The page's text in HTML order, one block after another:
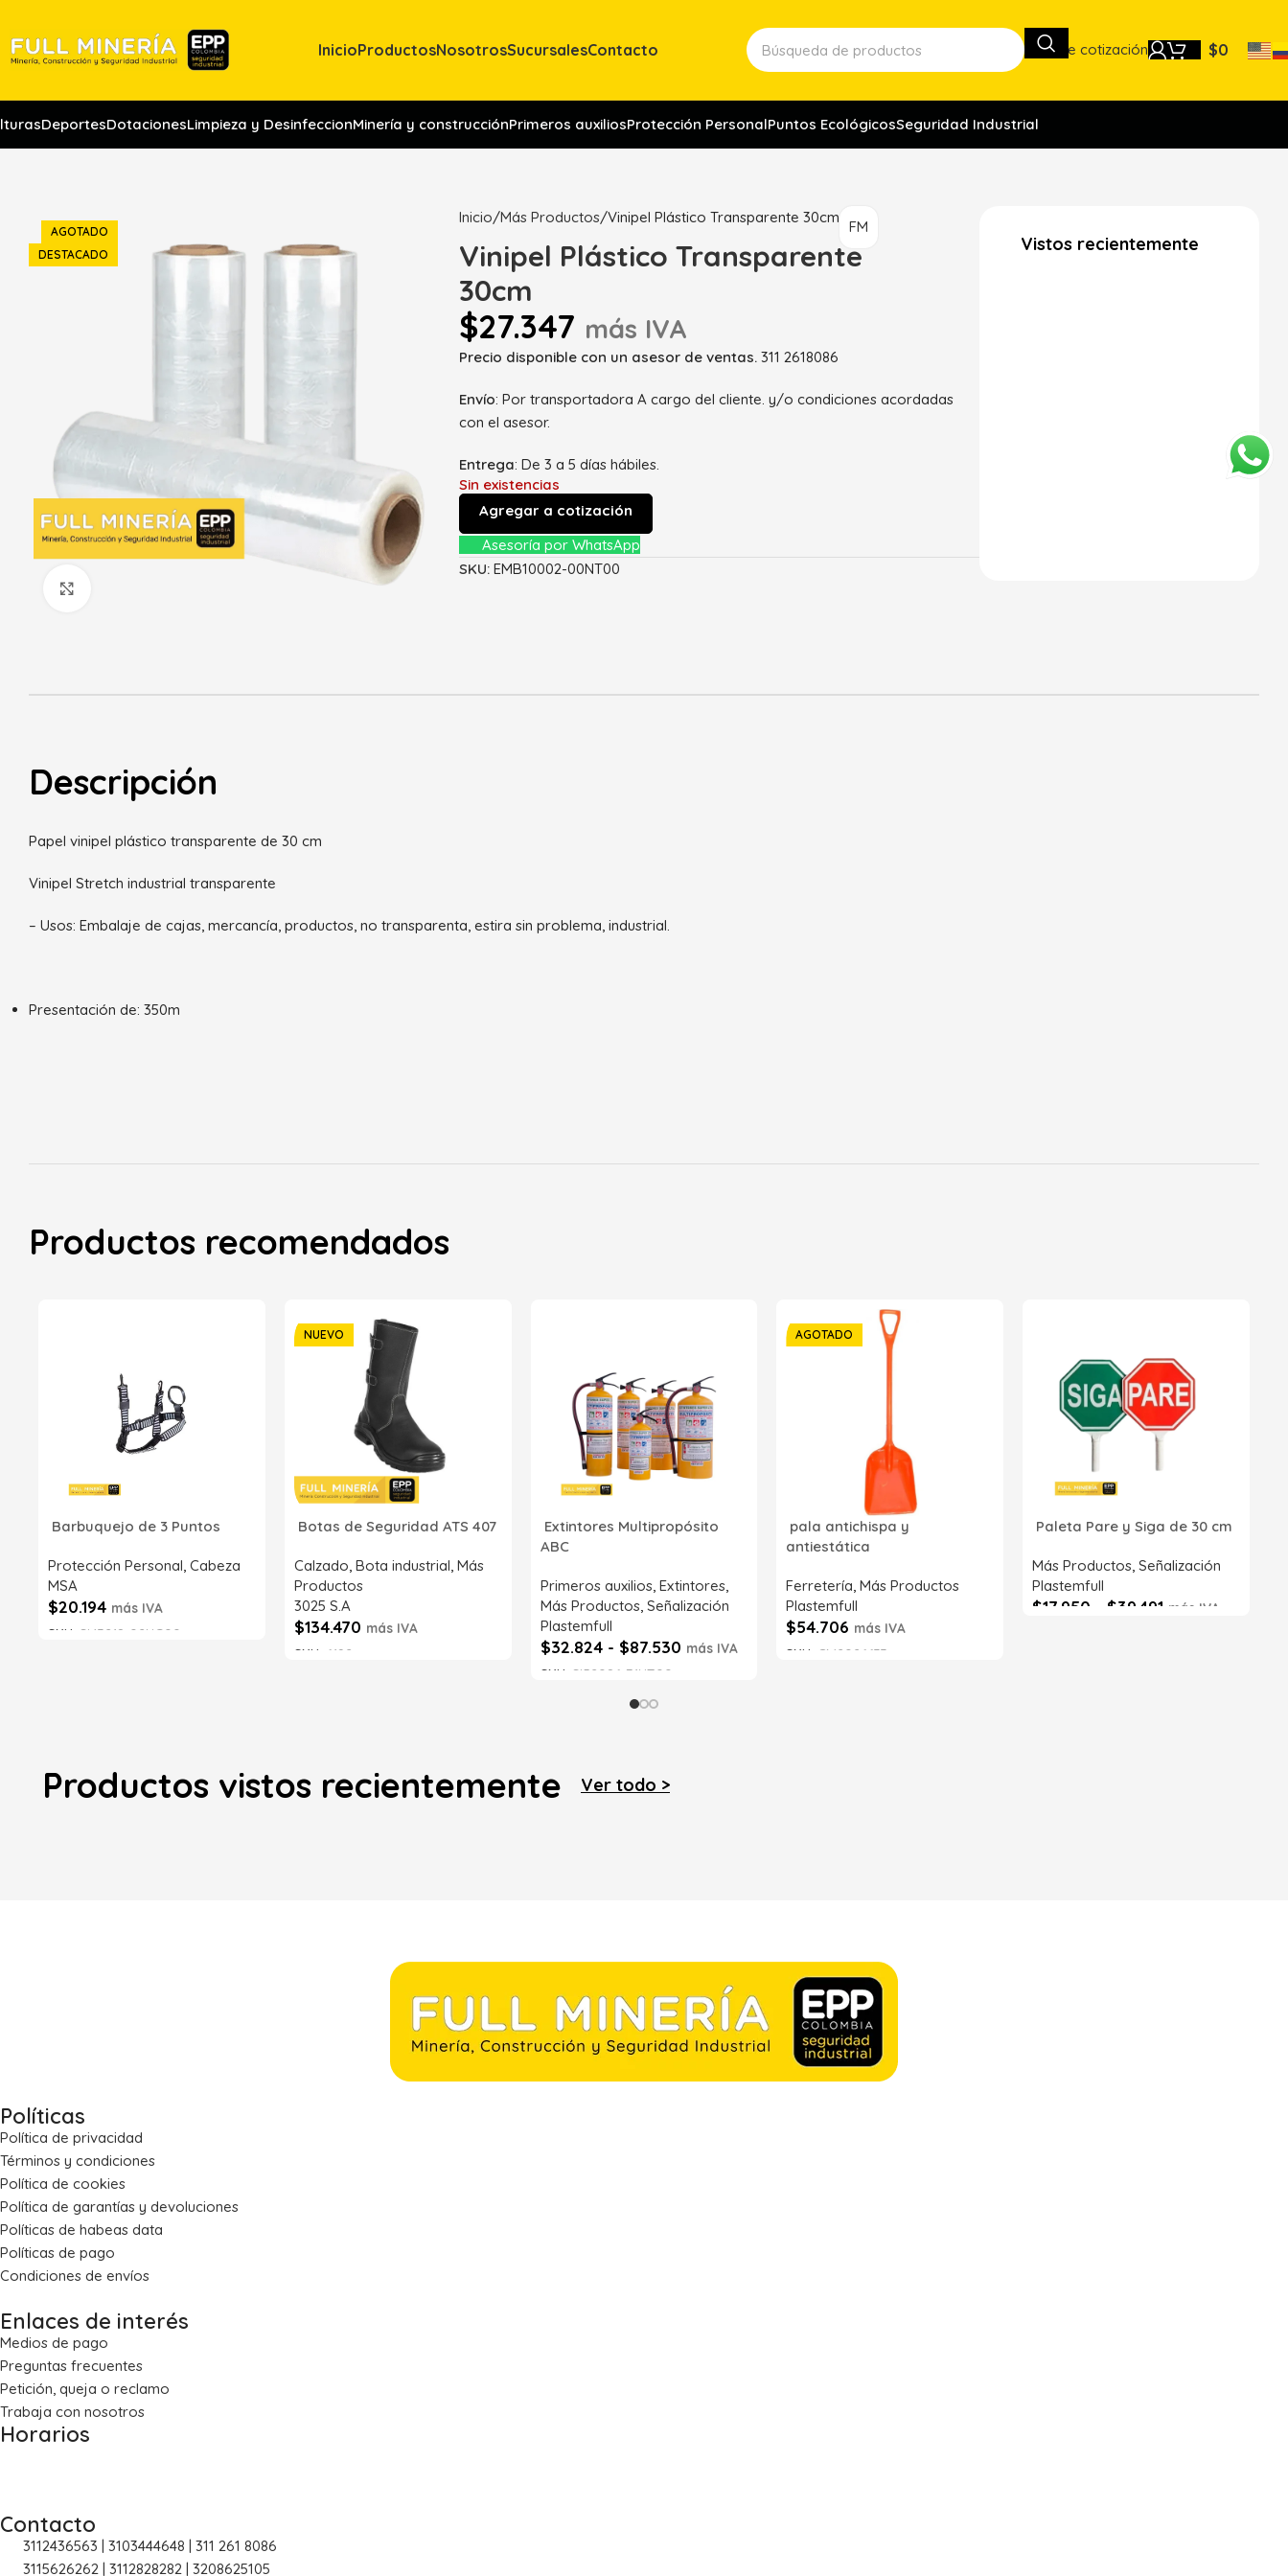
InicioProductosNosotrosSucursalesContacto Lista de cotización $0
DeportesDotacionesLimpieza y DesinfeccionMinería y construcciónPrimeros auxiliosProtección PersonalPuntos EcológicosSeguridad Industrial
AGOTADO
DESTACADO
Inicio Más Productos Vinipel Plástico Transparente 30cm
FM
Vinipel Plástico Transparente
30cm
$27.347 más IVA
Precio disponible con un asesor de ventas. 311 2618086
Envío: Por transportadora A cargo del cliente. y/o condiciones acordadas
con el asesor.
Entrega: De 3 a 5 días hábiles.
Sin existencias
Agregar a cotización
Asesoría por WhatsApp
SKU:EMB10002-00NT00
Vistos recientemente
Descripción
Papel vinipel plástico transparente de 30 cm
Vinipel Stretch industrial transparente
– Usos: Embalaje de cajas, mercancía, productos, no transparenta, estira sin problema, industrial.
Presentación de: 350m
Productos recomendados
Barbuquejo de 3 Puntos
Protección Personal, Cabeza
MSA
$20.194 más IVA
SKU: SI43218-02NG00
NUEVO
Botas de Seguridad ATS 407
Calzado, Bota industrial, Más
Productos
3025 S.A
$134.470 más IVA
SKU:
6192
Extintores Multipropósito
ABC
Primeros auxilios, Extintores,
Más Productos, Señalización
Plastemfull
$32.824 - $87.530 más IVA
SKU: SI52086-71NT00
Seleccionar opciones
AGOTADO
pala antichispa y
antiestática
Ferretería,Más Productos
Plastemfull
$54.706 más IVA
SKU:
CM2026633
Paleta Pare y Siga de 30 cm
Más Productos,Señalización
Plastemfull
$17.950 $39.491 más IVA
Productos vistos recientemente Ver todo >
Políticas
Política de privacidad
Términos y condiciones
Política de cookies
Política de garantías y devoluciones
Políticas de habeas data
Políticas de pago
Condiciones de envíos
Enlaces de interés
Medios de pago
Preguntas frecuentes
Petición, queja o reclamo
Trabaja con nosotros
Horarios
Contacto
3112436563 | 3103444648 | 311 261 8086
3115626262 | 3112828282 | 3208625105